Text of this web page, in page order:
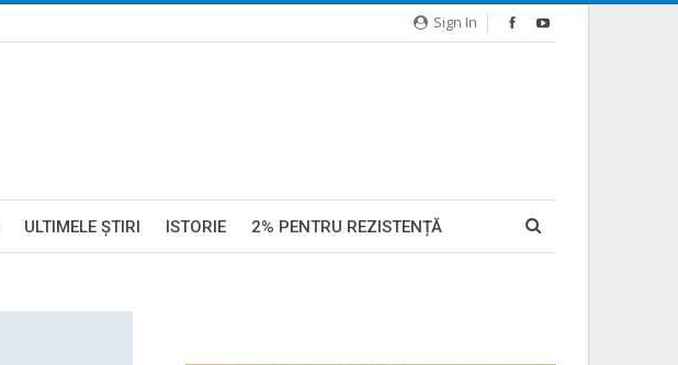
Sign In
ULTIMELE ŞTIRI ISTORIE 2% PENTRU REZISTENȚĂ